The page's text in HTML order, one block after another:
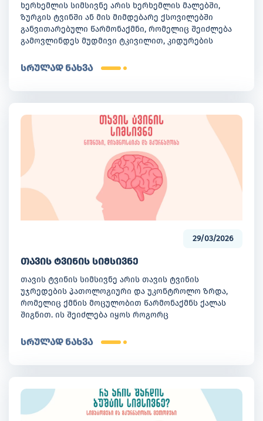
ხერხემლის სიმსივნე არის ხერხემლის მალებში,
ზურგის ტვინში ან მის მიმდებარე ქსოვილებში
განვითარებული წარმონაქმნი, რომელიც შეიძლება
გამოვლინდეს მუდმივი ტკივილით, კიდურების
ნიშნებით. მისი დროული აღმოჩენა განსაკუთრებით
სრულად ნახვა
29/03/2026
თავის ტვინის სიმსივნე
თავის ტვინის სიმსივნე არის თავის ტვინის
უჯრედების პათოლოგიური და უკონტროლო ზრდა,
რომელიც ქმნის მოცულობით წარმონაქმნს ქალას
შიგნით. ის შეიძლება იყოს როგორც
ნებისმიერ შემთხვევაში მისი დროული დიაგნოსტიკა
სრულად ნახვა